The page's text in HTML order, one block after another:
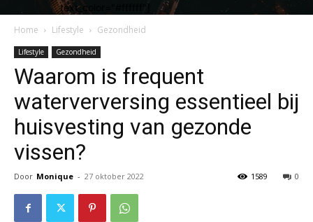
text_color="#ffffff"]
Home Lifestyle Gezondheid
Lifestyle Gezondheid
Waarom is frequent
waterverversing essentieel bij
huisvesting van gezonde
vissen?
Door Monique - 27 oktober 2022 0
1589